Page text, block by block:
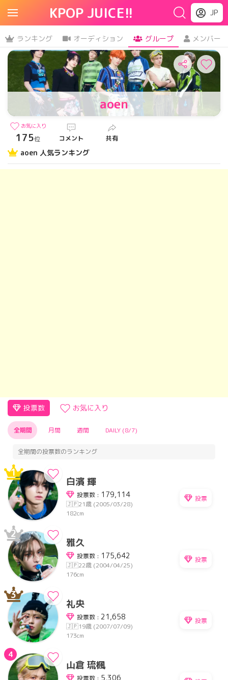
KPOP JUICE!! JP
ランキング オーディション グループ メンバー
aoen
お気に入り
175位 コメント 共有
aoen 人気ランキング
投票数 お気に入り
全期間 月間 週間 DAILY (8/7)
全期間の投票数のランキング
1
白濱 輝
投票数 : 179,114
🇯🇵21歳 (2005/03/28)
182cm
投票
2
雅久
投票数 : 175,642
🇯🇵22歳 (2004/04/25)
176cm
投票
3
礼央
投票数 : 21,658
🇯🇵19歳 (2007/07/09)
173cm
投票
4
山倉 琉楓
投票数 : 5,306